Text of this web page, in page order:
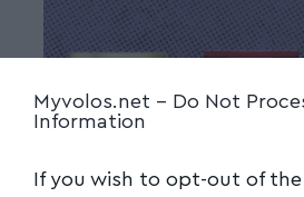
Myvolos.net - Do Not
Information
If you wish to opt-out of